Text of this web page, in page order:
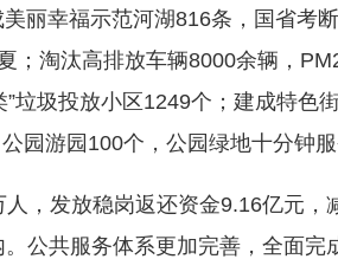
丽幸福示范河湖816条，国省考
；淘汰高排放车辆8000余辆，
垃圾投放小区1249个；建成特色
园游园100个，公园绿地十分钟服
发放稳岗返还资金9.16亿元，
公共服务体系更加完善，全面完